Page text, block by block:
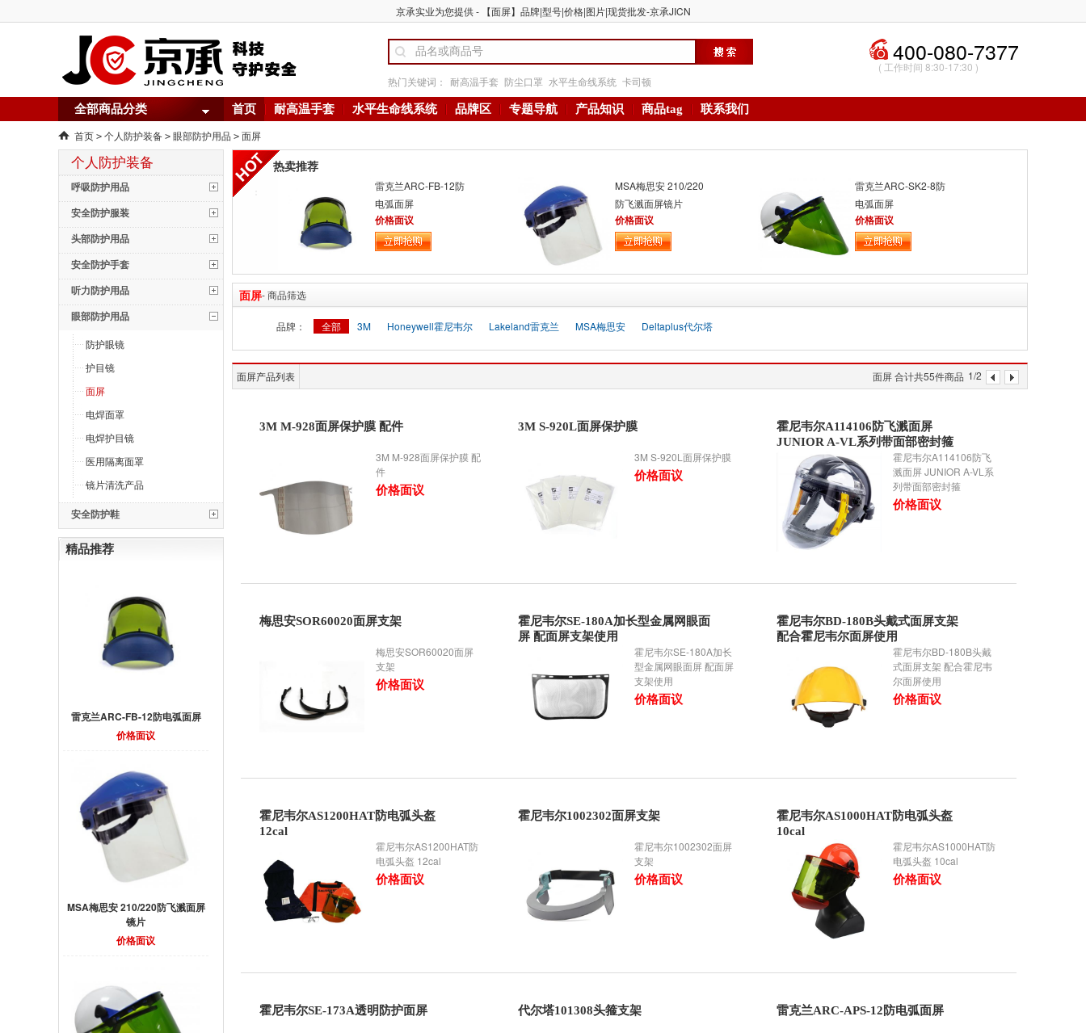
京承实业为您提供 - 【面屏】品牌|型号|价格|图片|现货批发-京承JICN
热门关键词： 耐高温手套 防尘口罩 水平生命线系统 卡司顿
400-080-7377
( 工作时间 8:30-17:30 )
全部商品分类 首页 耐高温手套 水平生命线系统 品牌区 专题导航 产品知识 商品tag 联系我们
首页 > 个人防护装备 > 眼部防护用品 > 面屏
个人防护装备
呼吸防护用品
安全防护服装
头部防护用品
安全防护手套
听力防护用品
眼部防护用品
防护眼镜
护目镜
面屏
电焊面罩
电焊护目镜
医用隔离面罩
镜片清洗产品
安全防护鞋
精品推荐
雷克兰ARC-FB-12防电弧面屏
价格面议
MSA梅思安 210/220防飞溅面屏
镜片
价格面议
热卖推荐
雷克兰ARC-FB-12防
电弧面屏
价格面议
MSA梅思安 210/220
防飞溅面屏镜片
价格面议
雷克兰ARC-SK2-8防
电弧面屏
价格面议
面屏- 商品筛选
品牌： 全部 3M Honeywell霍尼韦尔 Lakeland雷克兰 MSA梅思安 Deltaplus代尔塔
面屏产品列表 面屏 合计共55件商品 1/2
3M M-928面屏保护膜 配件
3M M-928面屏保护膜 配
件
价格面议
3M S-920L面屏保护膜
3M S-920L面屏保护膜
价格面议
霍尼韦尔A114106防飞溅面屏
JUNIOR A-VL系列带面部密封箍
霍尼韦尔A114106防飞
溅面屏 JUNIOR A-VL系
列带面部密封箍
价格面议
梅思安SOR60020面屏支架
梅思安SOR60020面屏
支架
价格面议
霍尼韦尔SE-180A加长型金属网眼面
屏 配面屏支架使用
霍尼韦尔SE-180A加长
型金属网眼面屏 配面屏
支架使用
价格面议
霍尼韦尔BD-180B头戴式面屏支架
配合霍尼韦尔面屏使用
霍尼韦尔BD-180B头戴
式面屏支架 配合霍尼韦
尔面屏使用
价格面议
霍尼韦尔AS1200HAT防电弧头盔
12cal
霍尼韦尔AS1200HAT防
电弧头盔 12cal
价格面议
霍尼韦尔1002302面屏支架
霍尼韦尔1002302面屏
支架
价格面议
霍尼韦尔AS1000HAT防电弧头盔
10cal
霍尼韦尔AS1000HAT防
电弧头盔 10cal
价格面议
霍尼韦尔SE-173A透明防护面屏 代尔塔101308头箍支架 雷克兰ARC-APS-12防电弧面屏